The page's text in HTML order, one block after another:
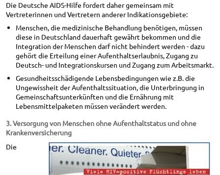
Die Deutsche AIDS-Hilfe fordert daher gemeinsam mit
Vertreterinnen und Vertretern anderer Indikationsgebiete:
Menschen, die medizinische Behandlung benötigen, müssen
diese in Deutschland dauerhaft gewährt bekommen und die
Integration der Menschen darf nicht behindert werden - dazu
gehört die Erteilung einer Aufenthaltserlaubnis, Zugang zu
Deutsch- und Integrationskursen und Zugang zum Arbeitsmarkt.
Gesundheitsschädigende Lebensbedingungen wie z.B. die
Ungewissheit der Aufenthaltssituation, die Unterbringung in
Gemeinschaftsunterkünften und die Ernährung mit
Lebensmittelpaketen müssen verändert werden.
3. Versorgung von Menschen ohne Aufenthaltstatus und ohne
Krankenversicherung
Die